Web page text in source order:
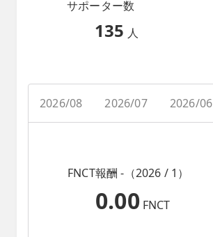
サポーター数
135 人
2026/08 2026/07 2026/06
FNCT報酬 -（2026 / 1）
0.00 FNCT